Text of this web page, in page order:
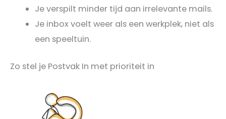
Je verspilt minder tijd aan irrelevante mails.
Je inbox voelt weer als een werkplek, niet als
een speeltuin.
Zo stel je Postvak In met prioriteit in